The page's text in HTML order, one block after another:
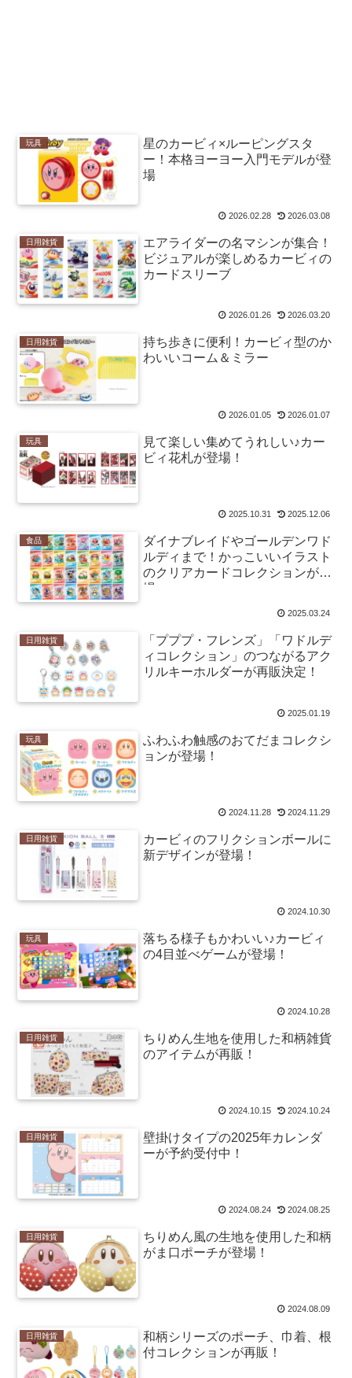
玩具
星のカービィ×ルーピングスタ
ー！本格ヨーヨー入門モデルが登
場
2026.02.28 2026.03.08
日用雑貨
エアライダーの名マシンが集合！
ビジュアルが楽しめるカービィの
カードスリーブ
2026.01.26 2026.03.20
日用雑貨
持ち歩きに便利！カービィ型のか
わいいコーム＆ミラー
2026.01.05 2026.01.07
玩具
見て楽しい集めてうれしい♪カー
ビィ花札が登場！
2025.10.31 2025.12.06
食品
ダイナブレイドやゴールデンワド
ルディまで！かっこいいイラスト
のクリアカードコレクションが登
場
2025.03.24
日用雑貨
「プププ・フレンズ」「ワドルデ
ィコレクション」のつながるアク
リルキーホルダーが再販決定！
2025.01.19
玩具
ふわふわ触感のおてだまコレクシ
ョンが登場！
2024.11.28 2024.11.29
日用雑貨
カービィのフリクションボールに
新デザインが登場！
2024.10.30
玩具
落ちる様子もかわいい♪カービィ
の4目並べゲームが登場！
2024.10.28
日用雑貨
ちりめん生地を使用した和柄雑貨
のアイテムが再販！
2024.10.15 2024.10.24
日用雑貨
壁掛けタイプの2025年カレンダ
ーが予約受付中！
2024.08.24 2024.08.25
日用雑貨
ちりめん風の生地を使用した和柄
がま口ポーチが登場！
2024.08.09
日用雑貨
和柄シリーズのポーチ、巾着、根
付コレクションが再販！